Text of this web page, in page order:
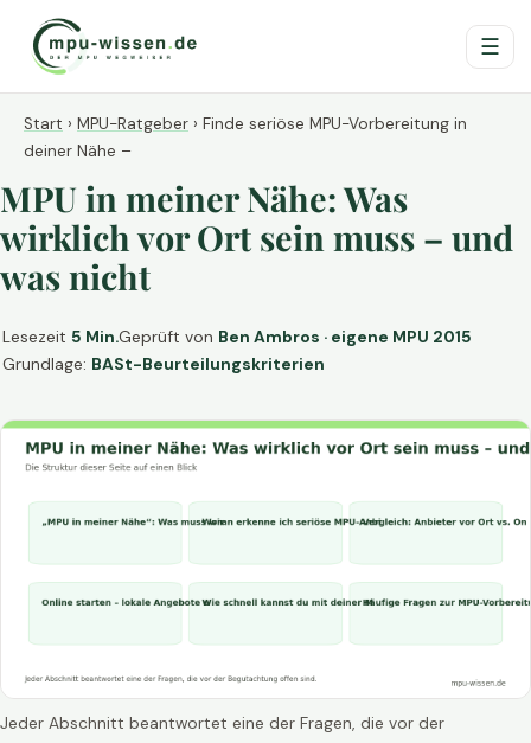
☰
Start › MPU-Ratgeber › Finde seriöse MPU-Vorbereitung in
deiner Nähe –
MPU in meiner Nähe: Was
wirklich vor Ort sein muss – und
was nicht
Lesezeit 5 Min.Geprüft von Ben Ambros · eigene MPU 2015
Grundlage: BASt-Beurteilungskriterien
Jeder Abschnitt beantwortet eine der Fragen, die vor der